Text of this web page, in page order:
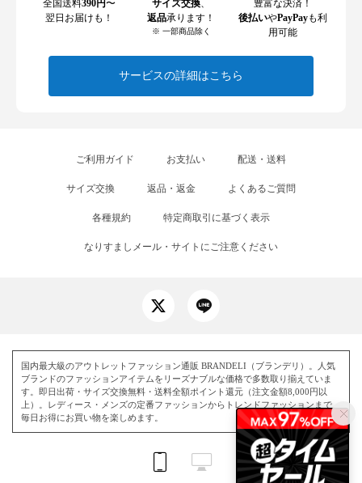
全国送料390円〜
翌日お届けも！
サイズ交換、
返品承ります！
※ 一部商品除く
豊富な決済！
後払いやPayPayも利
用可能
サービスの詳細はこちら
ご利用ガイド お支払い 配送・送料
サイズ交換 返品・返金 よくあるご質問
各種規約 特定商取引に基づく表示
なりすましメール・サイトにご注意ください
国内最大級のアウトレットファッション通販 BRANDELI（ブランデリ）。人気
ブランドのファッションアイテムをリーズナブルな価格で多数取り揃えていま
す。即日出荷・サイズ交換無料・送料全額ポイント還元（注文金額8,000円以
上）。レディース・メンズの定番ファッションからトレンドファッションまで、
毎日お得にお買い物を楽しめます。